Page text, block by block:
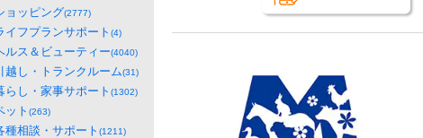
ョッピング(2777)
イフプランサポート (4)
ルス＆ビューティー(4040)
越し・トランクルーム(31)
らし・家事サポート (1302)
ット (263)
種相談・サポート (1211)